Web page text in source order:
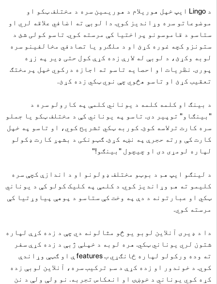
د Lingo ایپ خپل هوریلام د هوریمین سره د مختلف ټکو او
موضوعاتو سره وړاندیز کوي. دا لوبې ته اضافي علاقه لري او
ستاسو د قاموسونو پراختیا کې مرسته کوي. تاسو کولی شئ د
ستونزو کچه غوره کړئ او د ملګرو یا تصادفي مخالفینو سره
لوبه وکړئ، د لوبې له لارې زده کړې کول حتی ډیر په زړه
پوری. نظریات او احصایه تاسو ته اجازه درکوي خپل پرمختګ
تعقیب کړئ او تاسو هڅوي چې نوي ټکي زده کړئ.
د بینګ او کلمه کلمه د یوناني کلمې په کارولو سره د
"بینګاو" توپیر دی. تاسو په یوناني کې د مختلف ټکو یا جملو
سره کارت ترلاسه کوئ. کوربه ټکي تشریح کوي، او تاسو په خپل
کارت کې ورته حجرې په نښه کړئ. ګټونکی د بشپړ کارت ډکولو
لپاره لومړی دی او چیچول "بینګو!"
د لینګو ایپ هم د بوټو مختلف ډولونو او د اندازې کچې سره
کلیمو ته هم وړاندیز کوي. د کلمې په کلیک کولو کې د یوناني
ټکي او عبارتونه د دې په وخت کې ستاسو د پوهې پیاوړتیا کې
مرسته کوي.
دا د ډیری آنلاین لوبو یو څو مثالونه دي چې د زده کړې لپاره
شتون لري یوناني ټکي. هره لوبه د خپلې ژبې د زده کړې سفر
ته وده ورکولو لپاره ځانګړي ب features ې او ګټې وړاندې
کوي. د خوندور او زده کړې د سم ترکیب سره، آنلاین لوبې زده
کړه کوي یوناني د خوښۍ او انعکاس تجربه. نو ولې ولې د نن